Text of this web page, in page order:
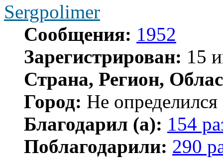
Sergpolimer
Сообщения: 1952
Зарегистрирован: 15
Страна, Регион,
Город: Не определился
Благодарил (а): 154
Поблагодарили: 290